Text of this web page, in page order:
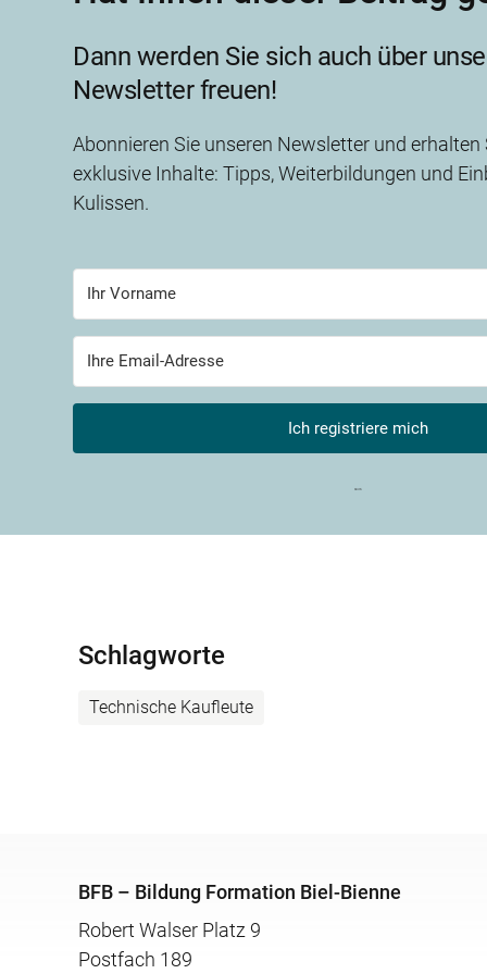
Dann werden Sie sich auch über
Newsletter freuen!
Abonnieren Sie unseren Newsletter und erhalten
exklusive Inhalte: Tipps, Weiterbildungen und
Kulissen.
Ich registriere mich
Schlagworte
Technische Kaufleute
BFB – Bildung Formation Biel-Bienne
Robert Walser Platz 9
Postfach 189